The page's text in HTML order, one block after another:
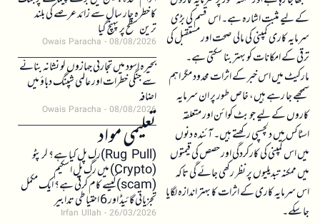
کے لیے مثبت اشارہ ہے۔ اس قسم کی بڑی
سرمایہ کاری کمپنی کی مالی صحت اور مستقبل کی
ترقی کے امکانات کو بہتر بنا سکتی ہے۔
مارکیٹ میں اس خبر کے اثرات محدود مگر اہم
سمجھے جا رہے ہیں، خاص طور پر ان سرمایہ
کاروں کے لیے جو بٹ کوائن اور متعلقہ
اسٹاکس میں دلچسپی رکھتے ہیں۔ آئندہ دنوں
میں اس کمپنی کی کارکردگی اور حصص کی قیمتوں
میں ممکنہ تبدیلیوں پر نظر رکھی جائے گی تاکہ
اس سرمایہ کاری کے اثرات کا بہتر اندازہ لگایا
جا سکے۔
کا خطرہ چار سال سے زائد عرصے کی بلند
ترین سطح پر پہنچ گیا
Owais Paracha 08/08/2026
بحیرہ اسود میں تجارتی جہازوں کو نشانہ بنانے
سے جنگی خطرات اور عالمی شپنگ دباؤ میں
اضافہ
Owais Paracha 08/08/2026
تعلیمی مواد(Rug Pull)رگ پل کیا ہے؟ کرپٹو
(Crypto) میں رگ پل اسکیم
(scam)کیسے کام کرتی ہے؟ ایک مکمل
تجزیاتی گائیڈ اور 6 احتیاطی تدابیر
Irfan Ullah 26/03/2026